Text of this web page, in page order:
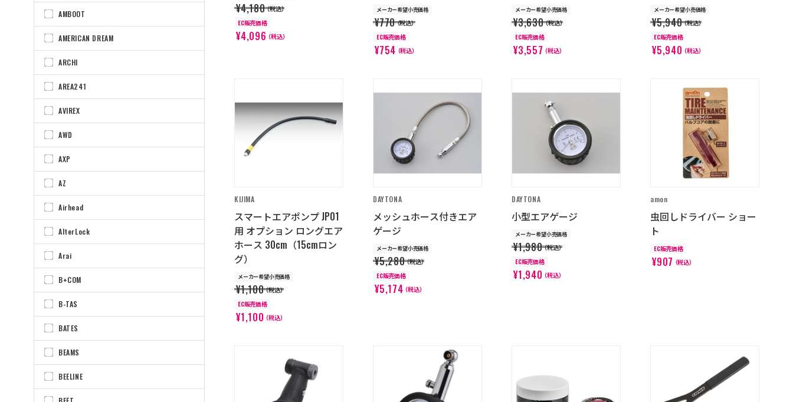
AMBOOT
AMERICAN DREAM
ARCHI
AREA241
AVIREX
AWD
AXP
AZ
Airhead
AlterLock
Arai
B+COM
B-TAS
BATES
BEAMS
BEELINE
¥4,180（税込）
EC販売価格
¥4,096（税込）
メーカー希望小売価格
¥770（税込）
EC販売価格
¥754（税込）
メーカー希望小売価格
¥3,630（税込）
EC販売価格
¥3,557（税込）
メーカー希望小売価格
¥5,940（税込）
EC販売価格
¥5,940（税込）
KIJIMA
スマートエアポンプ JP01
用 オプション ロングエア
ホース 30cm（15cmロン
グ）
メーカー希望小売価格
¥1,100（税込）
EC販売価格
¥1,100（税込）
DAYTONA
メッシュホース付きエア
ゲージ
メーカー希望小売価格
¥5,280（税込）
EC販売価格
¥5,174（税込）
DAYTONA
小型エアゲージ
メーカー希望小売価格
¥1,980（税込）
EC販売価格
¥1,940（税込）
amon
虫回しドライバー ショー
ト
EC販売価格
¥907（税込）